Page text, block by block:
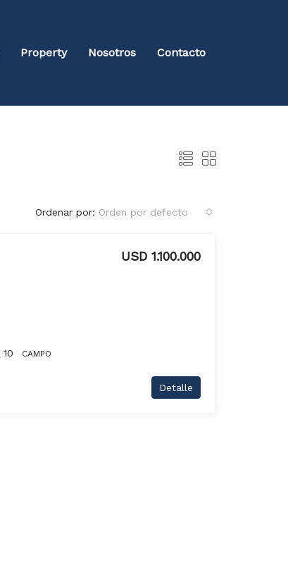
Property Nosotros Contacto
Ordenar por: Orden por defecto
USD 1.100.000
10 CAMPO
Detalle